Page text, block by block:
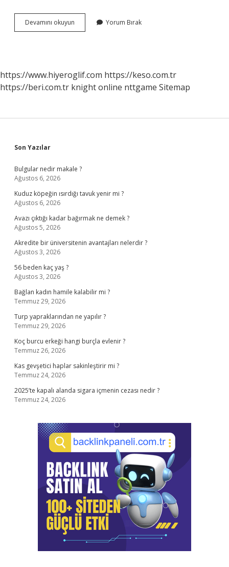
Devamını okuyun Çatalcanın
Köyleri
Yorum Bırak
https://www.hiyeroglif.com https://keso.com.tr
https://beri.com.tr knight online nttgame Sitemap
Sidebar
Son Yazılar
Bulgular nedir makale ?
Ağustos 6, 2026
Kuduz köpeğin ısırdığı tavuk yenir mi ?
Ağustos 6, 2026
Avazı çıktığı kadar bağırmak ne demek ?
Ağustos 5, 2026
Akredite bir üniversitenin avantajları nelerdir ?
Ağustos 3, 2026
56 beden kaç yaş ?
Ağustos 3, 2026
Bağlan kadın hamile kalabilir mi ?
Temmuz 29, 2026
Turp yapraklarından ne yapılır ?
Temmuz 29, 2026
Koç burcu erkeği hangi burçla evlenir ?
Temmuz 26, 2026
Kas gevşetici haplar sakinleştirir mi ?
Temmuz 24, 2026
2025’te kapalı alanda sigara içmenin cezası nedir ?
Temmuz 24, 2026